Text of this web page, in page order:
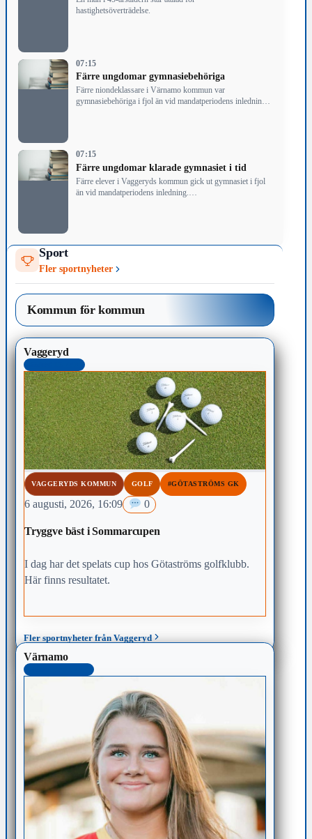
hastighetsöverträdelse.
07:15
Färre ungdomar gymnasiebehöriga
Färre niondeklassare i Värnamo kommun var
gymnasiebehöriga i fjol än vid mandatperiodens inledning,
07:15
Färre ungdomar klarade gymnasiet i tid
Färre elever i Vaggeryds kommun gick ut gymnasiet i fjol
än vid mandatperiodens inledning.…
Sport
Fler sportnyheter
Kommun för kommun
Vaggeryd
VAGGERYDS KOMMUN GOLF #GÖTASTRÖMS GK
6 augusti, 2026, 16:09 0
Tryggve bäst i Sommarcupen
I dag har det spelats cup hos Götaströms golfklubb.
Här finns resultatet.
Fler sportnyheter från Vaggeryd
Värnamo